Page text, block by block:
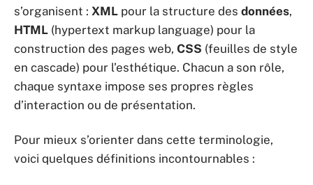
s’organisent : XML pour la structure des données,
HTML (hypertext markup language) pour la
construction des pages web, CSS (feuilles de style
en cascade) pour l’esthétique. Chacun a son rôle,
chaque syntaxe impose ses propres règles
d’interaction ou de présentation.
Pour mieux s’orienter dans cette terminologie,
voici quelques définitions incontournables :